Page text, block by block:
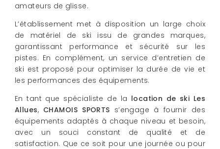
amateurs de glisse.
L’établissement met à disposition un large choix
de matériel de ski issu de grandes marques,
garantissant performance et sécurité sur les
pistes. En complément, un service d’entretien de
ski est proposé pour optimiser la durée de vie et
les performances des équipements.
En tant que spécialiste de la location de ski Les
Allues, CHAMOIS SPORTS s’engage à fournir des
équipements adaptés à chaque niveau et besoin,
avec un souci constant de qualité et de
satisfaction. Que ce soit pour une journée ou pour